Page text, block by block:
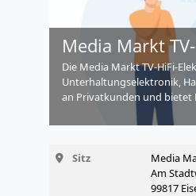
Media Markt
Die Media Markt TV-HiFi-
Unterhaltungselektronik,
an Privatkunden und bietet
Sitz
Media
Am
99817